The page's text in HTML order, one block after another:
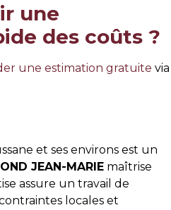
une
des coûts ?
une estimation gratuite via
et ses environs est un
JEAN-MARIE maîtrise
assure un travail de
locales et